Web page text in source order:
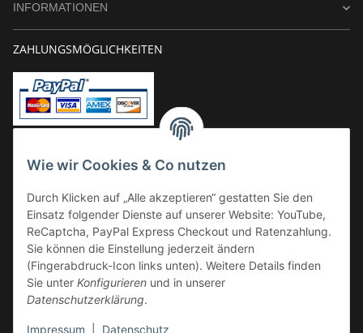
Wie wir Cookies & Co nutzen
Durch Klicken auf „Alle akzeptieren“ gestatten Sie den
Einsatz folgender Dienste auf unserer Website: YouTube,
ReCaptcha, PayPal Express Checkout und Ratenzahlung.
Sie können die Einstellung jederzeit ändern
(Fingerabdruck-Icon links unten). Weitere Details finden
Sie unter Konfigurieren und in unserer
Datenschutzerklärung.
Impressum Datenschutz
INFORMATIONEN
ZAHLUNGSMÖGLICHKEITEN
Kauf auf Rechnung
VERSAND